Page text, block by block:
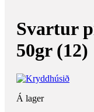
Svartur
50gr (12)
Á lager